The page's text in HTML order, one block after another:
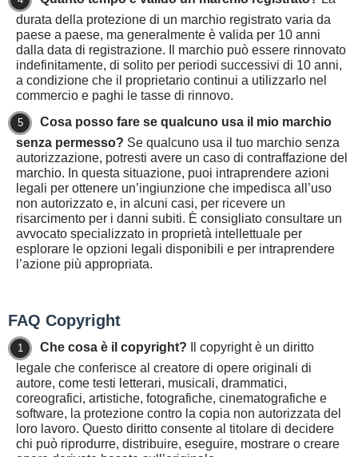
durata della protezione di un marchio registrato varia da
paese a paese, ma generalmente è valida per 10 anni
dalla data di registrazione. Il marchio può essere rinnovato
indefinitamente, di solito per periodi successivi di 10 anni,
a condizione che il proprietario continui a utilizzarlo nel
commercio e paghi le tasse di rinnovo.
Cosa posso fare se qualcuno usa il mio marchio
senza permesso? Se qualcuno usa il tuo marchio senza
autorizzazione, potresti avere un caso di contraffazione del
marchio. In questa situazione, puoi intraprendere azioni
legali per ottenere un’ingiunzione che impedisca all’uso
non autorizzato e, in alcuni casi, per ricevere un
risarcimento per i danni subiti. È consigliato consultare un
avvocato specializzato in proprietà intellettuale per
esplorare le opzioni legali disponibili e per intraprendere
l’azione più appropriata.
FAQ Copyright
Che cosa è il copyright? Il copyright è un diritto
legale che conferisce al creatore di opere originali di
autore, come testi letterari, musicali, drammatici,
coreografici, artistiche, fotografiche, cinematografiche e
software, la protezione contro la copia non autorizzata del
loro lavoro. Questo diritto consente al titolare di decidere
chi può riprodurre, distribuire, eseguire, mostrare o creare